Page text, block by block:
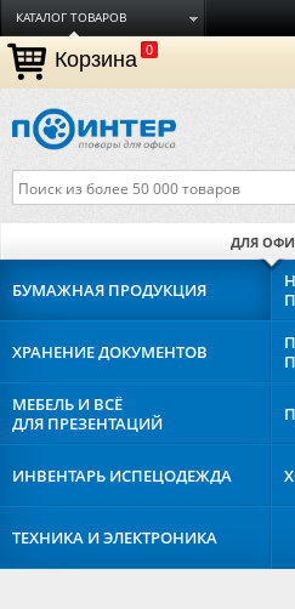
КАТАЛОГ ТОВАРОВ
ДОСТАВКА
ОПЛАТА
ТОРГОВЫЕ МАРКИ
О КОМПАНИИ
Корзина 0
ДЛЯ
БУМАЖНАЯ ПРОДУКЦИЯ
ХРАНЕНИЕДОКУМЕНТОВ
МЕБЕЛЬ И ВСЁ
ДЛЯ ПРЕЗЕНТАЦИЙ
ИНВЕНТАРЬ ИСПЕЦОДЕЖДА
ТЕХНИКА ИЭЛЕКТРОНИКА